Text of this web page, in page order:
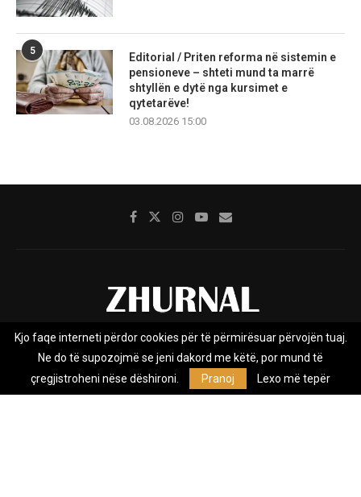
5
Editorial / Priten reforma në sistemin e
pensioneve – shteti mund ta marrë
shtyllën e dytë nga kursimet e
qytetarëve!
03.08.2026 15:00
Rreth nesh Impresumi Marketing
Kontakt
Privacy Policy
Zhurnal.mk është Agjenci e Lajmeve e pavarur, e themeluar në vitin
Kjo faqe interneti përdor cookies për të përmirësuar përvojën tuaj.
Ne do të supozojmë se jeni dakord me këtë, por mund të
çregjistroheni nëse dëshironi.
Pranoj Lexo më tepër